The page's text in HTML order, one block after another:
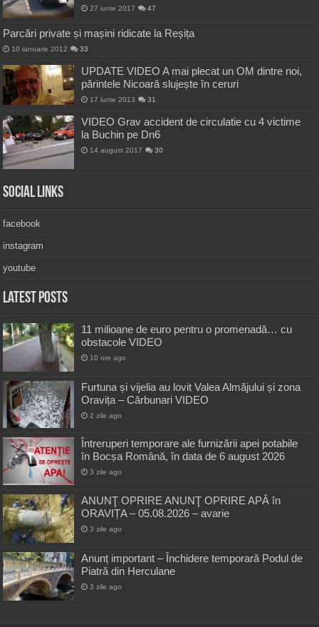
27 iunie 2017 47
Parcări private și mașini ridicate la Reșița
10 ianuarie 2012 33
UPDATE VIDEO A mai plecat un OM dintre noi,
părintele Nicoară slujește în ceruri
17 iunie 2013 31
VIDEO Grav accident de circulatie cu 4 victime
la Buchin pe Dn6
14 august 2017 30
Social Links
facebook
instagram
youtube
Latest Posts
11 milioane de euro pentru o promenadă… cu
obstacole VIDEO
10 ore ago
Furtuna și vijelia au lovit Valea Almăjului și zona
Oravița – Cărbunari VIDEO
2 zile ago
Întreruperi temporare ale furnizării apei potabile
în Bocșa Română, în data de 6 august 2026
3 zile ago
ANUNŢ OPRIRE ANUNŢ OPRIRE APĂ în
ORAVIȚA – 05.08.2026 – avarie
3 zile ago
Anunț important – Închidere temporară Podul de
Piatră din Herculane
3 zile ago